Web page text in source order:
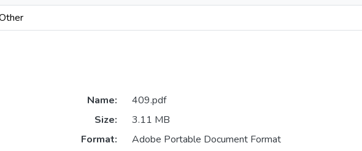
Name:
409.pdf
Size:
3.11 MB
Format:
Adobe Portable Document Format